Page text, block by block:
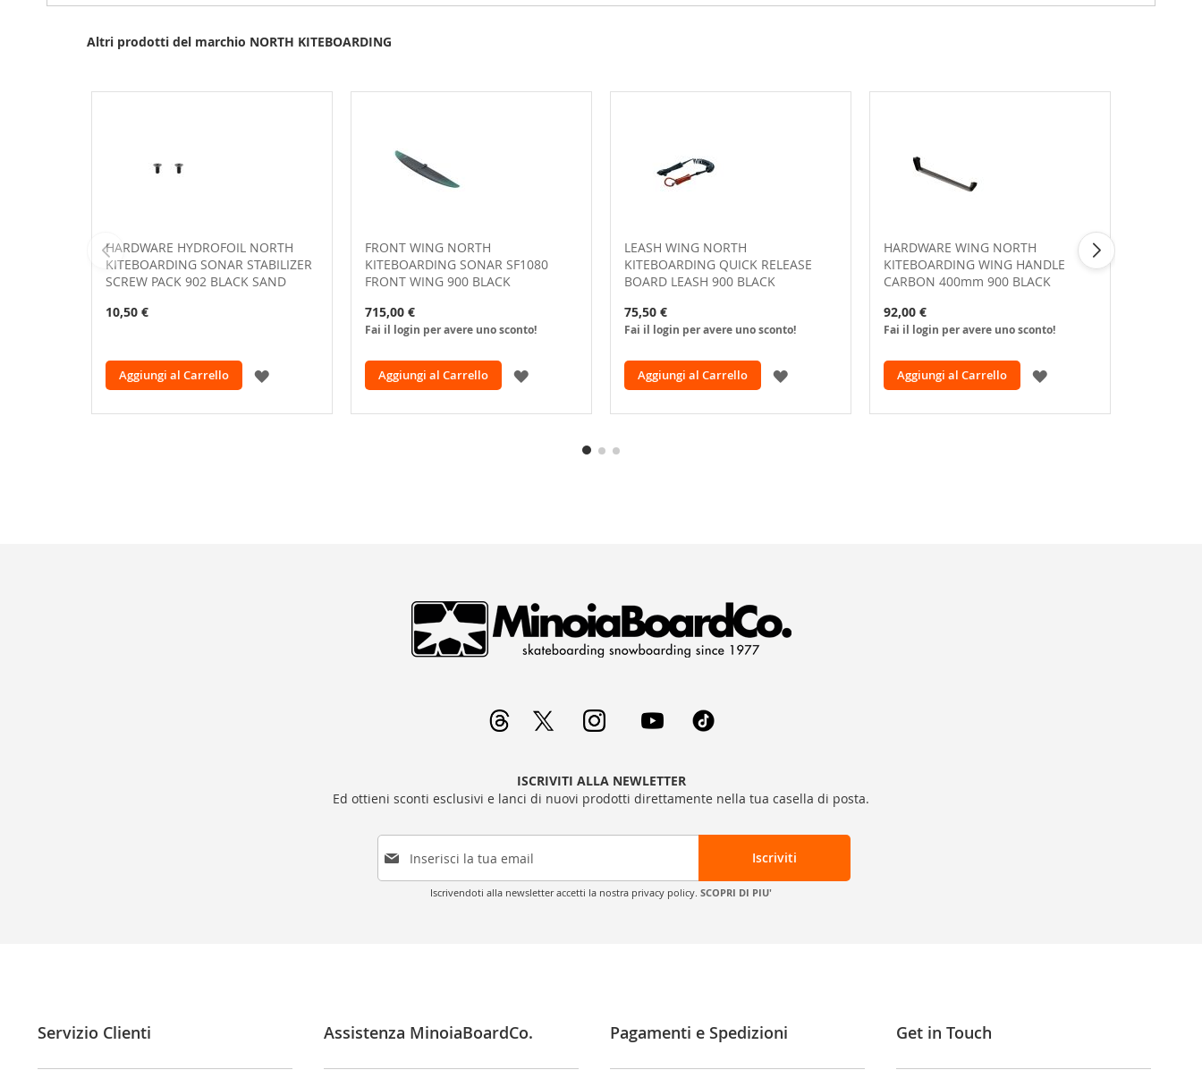
Altri prodotti del marchio NORTH KITEBOARDING
HARDWARE HYDROFOIL NORTH
KITEBOARDING SONAR STABILIZER
SCREW PACK 902 BLACK SAND
10,50 €
Aggiungi al Carrello
AGGIUNGI
FRONT WING NORTH
KITEBOARDING SONAR SF1080
FRONT WING 900 BLACK
715,00 €
Fai il login per avere uno sconto!
Aggiungi al Carrello
AGGIUNGI
LEASH WING NORTH
KITEBOARDING QUICK RELEASE
BOARD LEASH 900 BLACK
75,50 €
Fai il login per avere uno sconto!
Aggiungi al Carrello
AGGIUNGI
HARDWARE WING NORTH
KITEBOARDING WING HANDLE
CARBON 400mm 900 BLACK
92,00 €
Fai il login per avere uno sconto!
Aggiungi al Carrello
AGGIUNGI
ISCRIVITI ALLA NEWLETTER
Ed ottieni sconti esclusivi e lanci di nuovi prodotti direttamente nella tua casella di posta.
I
c
l
Iscriviti
Iscrivendoti alla newsletter accetti la nostra privacy policy. SCOPRI DI PIU'
Servizio Clienti Assistenza MinoiaBoardCo. Pagamenti e Spedizioni Get in Touch